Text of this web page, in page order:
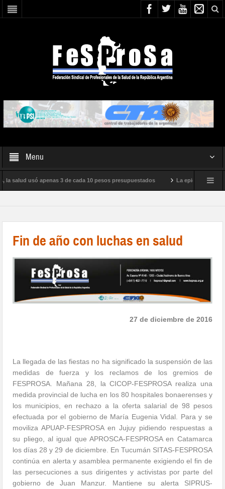
Menu
usó apenas 3 de cada 10 pesos presupuestados La epidemia de
Fin de año con luchas en salud
27 de diciembre de 2016
La llegada de las fiestas no ha significado la suspensión de las
medidas de fuerza y los reclamos de los gremios de
FESPROSA. Mañana 28, la CICOP-FESPROSA realiza una
medida provincial de lucha en los 80 hospitales bonaerenses y
los municipios, en rechazo a la oferta salarial de 98 pesos
efectuada por el gobierno de María Eugenia Vidal. Para y se
moviliza APUAP-FESPROSA en Jujuy pidiendo respuestas a
su pliego, al igual que APROSCA-FESPROSA en Catamarca
los días 28 y 29 de diciembre. En Tucumán SITAS-FESPROSA
continúa en alerta y asamblea permanente exigiendo el fin de
las persecuciones a sus dirigentes y activistas por parte del
gobierno de Juan Manzur. Mantiene su alerta SIPRUS-